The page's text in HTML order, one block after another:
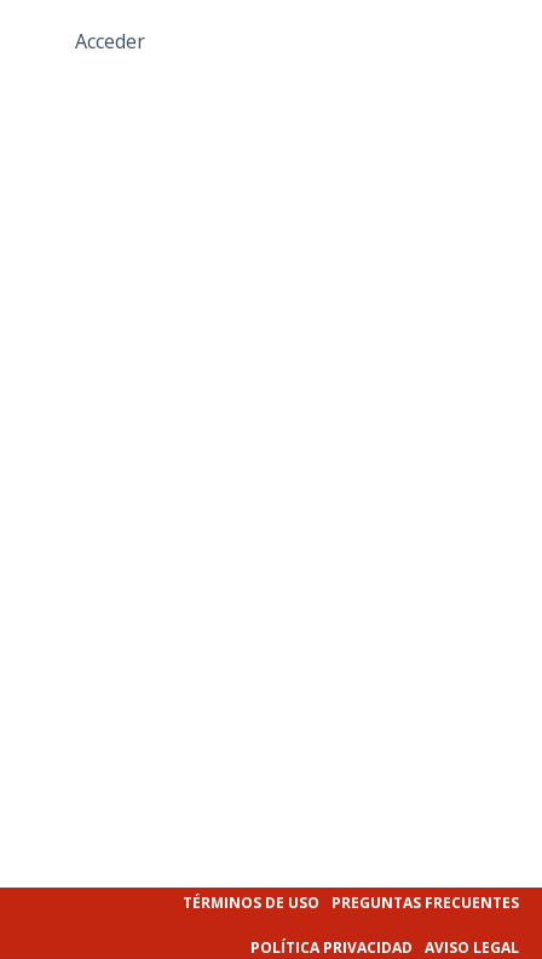
Acceder
TÉRMINOS DE USO PREGUNTAS FRECUENTES
POLÍTICA PRIVACIDAD AVISO LEGAL